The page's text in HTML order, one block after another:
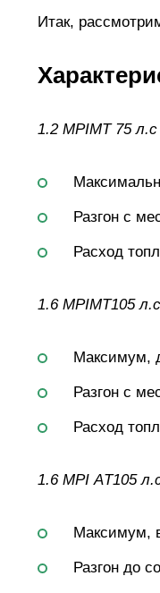
Итак,
1.2 MPIMT 75 л.с
Разгон с
Расход
1.6 MPIMT105 л.с
Максимум,
Разгон с
Расход
1.6 MPI АT105
Максимум,
Разгон до